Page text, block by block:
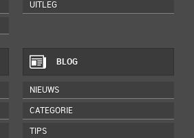
UITLEG
BLOG
NIEUWS
CATEGORIE
TIPS